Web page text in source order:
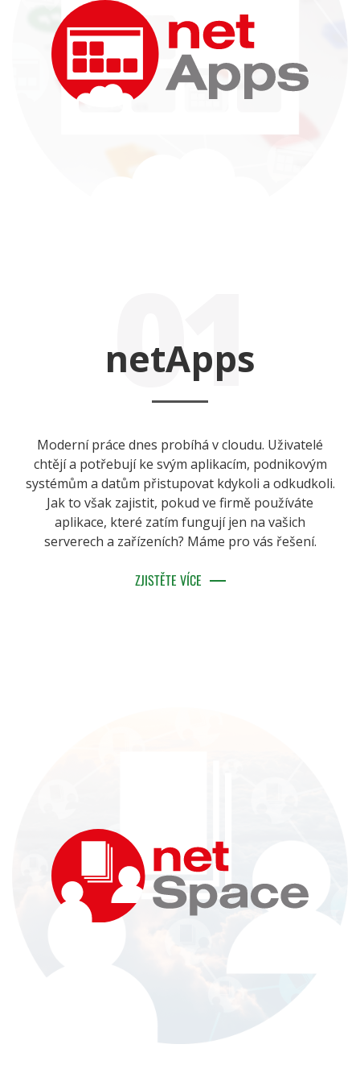
netApps
01
Moderní práce dnes probíhá v cloudu. Uživatelé
chtějí a potřebují ke svým aplikacím, podnikovým
systémům a datům přistupovat kdykoli a odkudkoli.
Jak to však zajistit, pokud ve firmě používáte
aplikace, které zatím fungují jen na vašich
serverech a zařízeních? Máme pro vás řešení.
ZJISTĚTE VÍCE